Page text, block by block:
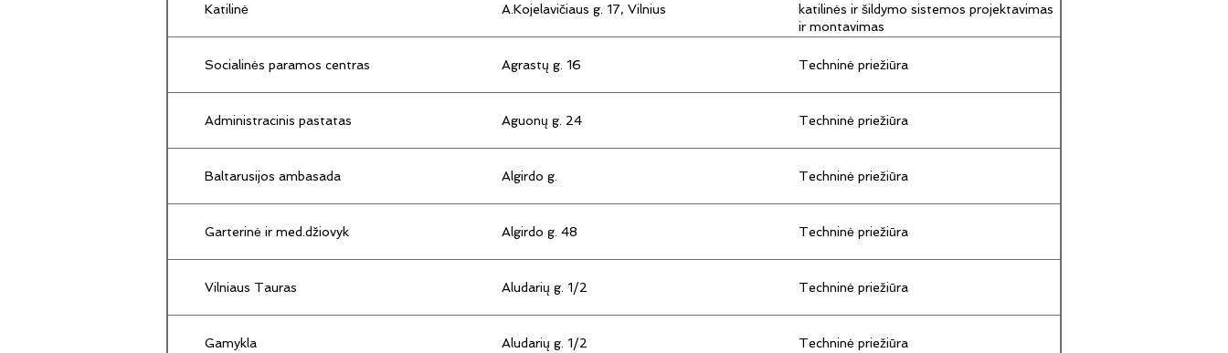
Katilinė A.Kojelavičiaus g. 17, Vilnius
katilinės ir šildymo sistemos projektavimas
ir montavimas
Socialinės paramos centras Agrastų g. 16 Techninė priežiūra
Administracinis pastatas Aguonų g. 24 Techninė priežiūra
Baltarusijos ambasada Algirdo g. Techninė priežiūra
Garterinė ir med.džiovyk Algirdo g. 48 Techninė priežiūra
Vilniaus Tauras Aludarių g. 1/2 Techninė priežiūra
Gamykla Aludarių g. 1/2 Techninė priežiūra